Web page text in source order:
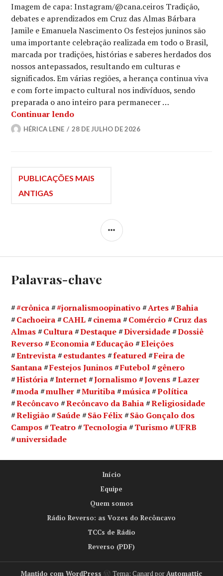
Imagem de capa: Instagram/@cana.ceiros Tradição,
debates e aprendizados em Cruz das Almas Bárbara
Jamile e Emanuela Nascimento Os festejos juninos são
uma importante celebração realizada em todo o Brasil,
marcada por tradições, histórias e saberes herdados dos
nossos antepassados, resultando em culturas e
significados. Em várias regiões, a herança continua viva
e com forte impacto cultural nos indivíduos, sendo
preparada o ano inteiro para permanecer …
Continuar lendoO poder simbólico da guerra de
HÉRICA LENE 28 DE JULHO DE 2026
Navegação
PUBLICAÇÕES MAIS
ANTIGAS
LATERAL
Palavras-chave
#crônica #jornalismoopinativo Artes
Bahia
Cachoeira
CAHL cinema Comércio
Cruz das
Almas
Cultura Destaque Diversidade
Dossiê
Reverso
Economia Educação
Eleições
Entrevista
estudantes featured
Feira de
Santana
Festejos Juninos Futebol
gênero
História
Internet Jornalismo Jovens
Lazer
moda
mulher Muritiba música
Política
Recôncavo
Recôncavo da Bahia
Religiosidade
Religião
Saúde São Félix
São Gonçalo dos
Campos
Teatro Tecnologia Turismo
UFRB
universidade
Início
Equipe
Quem somos
Rádio Reverso: as Vozes do Recôncavo
TCCs de Rádio
Reverso (PDF)
Mantido com WordPress Tema: Canard por Automattic